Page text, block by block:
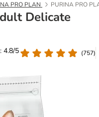
PRO PLAN PURINA PRO
Delicate
4.8/5
(757)